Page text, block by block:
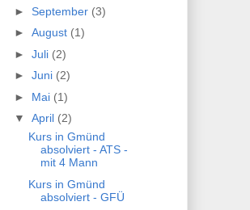
► September (3)
► August (1)
► Juli (2)
► Juni (2)
► Mai (1)
▼ April (2)
Kurs in Gmünd
absolviert - ATS -
mit 4 Mann
Kurs in Gmünd
absolviert - GFÜ